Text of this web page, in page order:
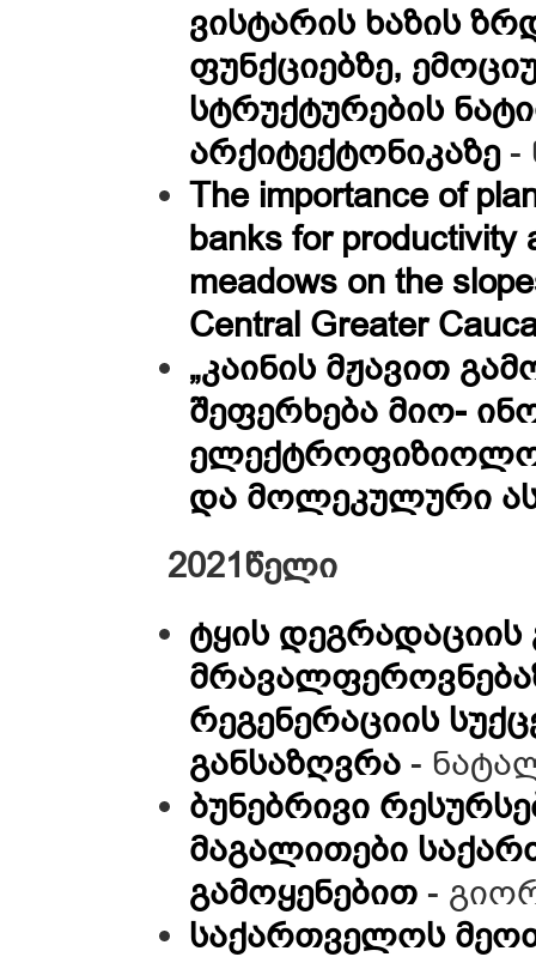
ვისტარის ხაზის
ფუნქციებზე,
სტრუქტურების
არქიტექტონიკაზე-
The importance of
banks for productivity
meadows on the
Central Greater
„კაინის მჟავით
შეფერხება მიო-
და მოლეკულური
2021წელი
ტყის დეგრადაციის
რეგენერაციის
განსაზღვრა -
ბუნებრივი
მაგალითები
გამოყენებით -
საქართველოს